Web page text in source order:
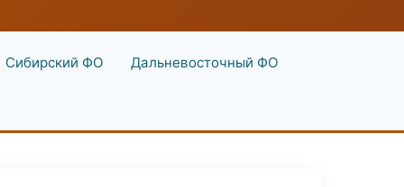
Сибирский ФО Дальневосточный ФО